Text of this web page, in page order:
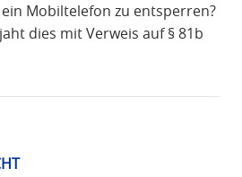
Mobiltelefon zu entsperren?
dies mit Verweis auf § 81b